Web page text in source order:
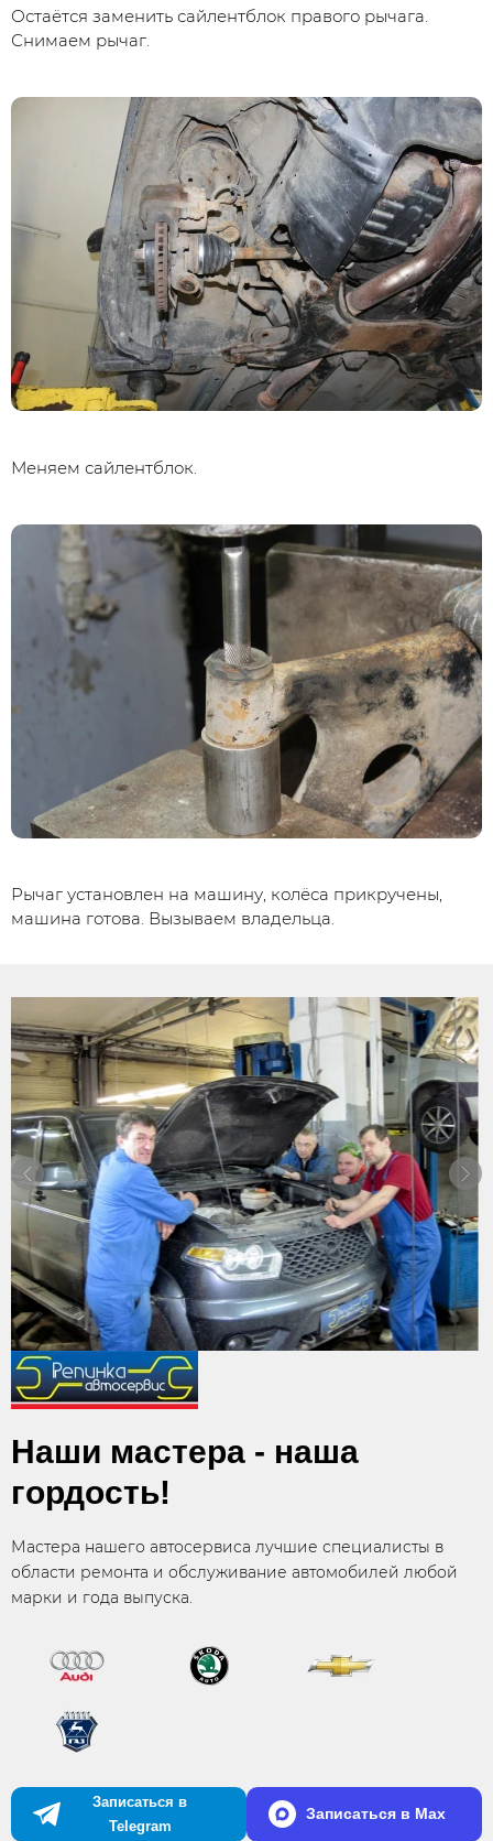
Остаётся заменить сайлентблок правого рычага.
Снимаем рычаг.
Меняем сайлентблок.
Рычаг установлен на машину, колёса прикручены,
машина готова. Вызываем владельца.
Наши мастера - наша
гордость!
Мастера нашего автосервиса лучшие специалисты в
области ремонта и обслуживание автомобилей любой
марки и года выпуска.
Записаться в
Telegram
Записаться в Max